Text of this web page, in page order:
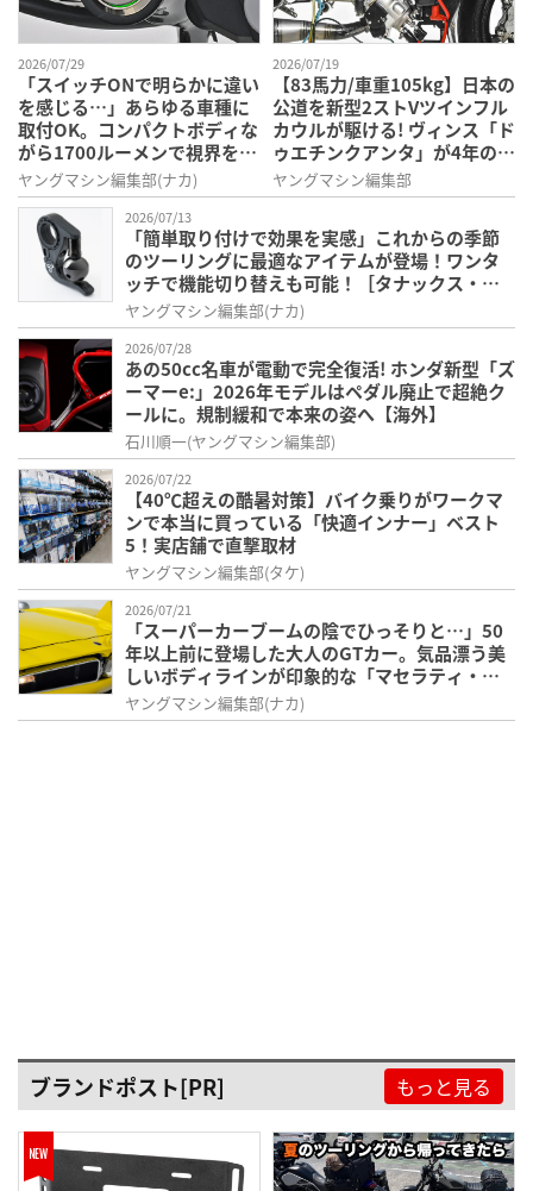
2026/07/29
「スイッチONで明らかに違い
を感じる…」あらゆる車種に
取付OK。コンパクトボディな
がら1700ルーメンで視界を確
保する［デイトナ・LEDフォ
グランプユニット プレシャス
レイ スモール］
ヤングマシン編集部(ナカ)
2026/07/19
【83馬力/車重105kg】日本の
公道を新型2ストVツインフル
カウルが駆ける! ヴィンス「ド
ゥエチンクアンタ」が4年の時
を経てついにデリバリー開始
ヤングマシン編集部
2026/07/13
「簡単取り付けで効果を実感」これからの季節
のツーリングに最適なアイテムが登場！ワンタ
ッチで機能切り替えも可能！［タナックス・モ
トベル］を紹介！
ヤングマシン編集部(ナカ)
2026/07/28
あの50cc名車が電動で完全復活! ホンダ新型「ズ
ーマーe:」2026年モデルはペダル廃止で超絶ク
ールに。規制緩和で本来の姿へ【海外】
石川順一(ヤングマシン編集部)
2026/07/22
【40℃超えの酷暑対策】バイク乗りがワークマ
ンで本当に買っている「快適インナー」ベスト
5！実店舗で直撃取材
ヤングマシン編集部(タケ)
2026/07/21
「スーパーカーブームの陰でひっそりと…」50
年以上前に登場した大人のGTカー。気品漂う美
しいボディラインが印象的な「マセラティ・ボ
ーラ」
ヤングマシン編集部(ナカ)
ブランドポスト[PR] もっと見る